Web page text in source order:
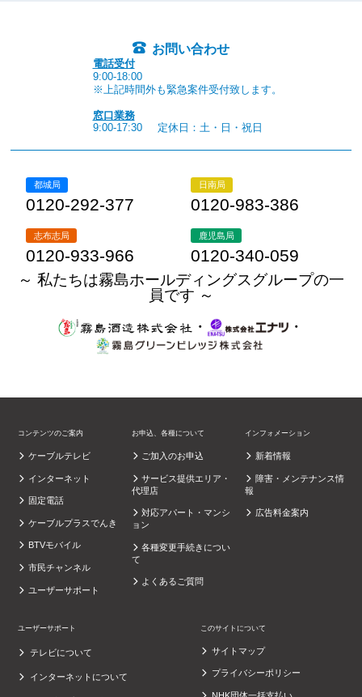
お問い合わせ
電話受付
9:00-18:00
※上記時間外も緊急案件受付致します。
窓口業務
9:00-17:30
定休日：土・日・祝日
都城局
0120-292-377
日南局
0120-983-386
志布志局
0120-933-966
鹿児島局
0120-340-059
～ 私たちは霧島ホールディングスグループの一
員です ～
・
・
コンテンツのご案内
ケーブルテレビ
インターネット
固定電話
ケーブルプラスでんき
BTVモバイル
市民チャンネル
ユーザーサポート
お申込、各種について
ご加入のお申込
サービス提供エリア・
代理店
対応アパート・マンシ
ョン
各種変更手続きについ
て
よくあるご質問
インフォメーション
新着情報
障害・メンテナンス情
報
広告料金案内
ユーザーサポート
テレビについて
インターネットについて
このサイトについて
サイトマップ
プライバシーポリシー